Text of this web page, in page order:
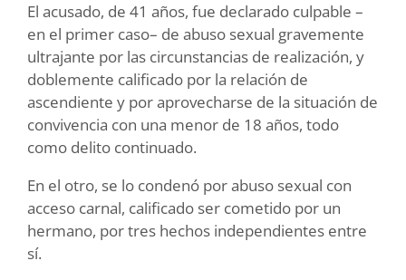
El acusado, de 41 años, fue declarado culpable –
en el primer caso– de abuso sexual gravemente
ultrajante por las circunstancias de realización, y
doblemente calificado por la relación de
ascendiente y por aprovecharse de la situación de
convivencia con una menor de 18 años, todo
como delito continuado.
En el otro, se lo condenó por abuso sexual con
acceso carnal, calificado ser cometido por un
hermano, por tres hechos independientes entre
sí.